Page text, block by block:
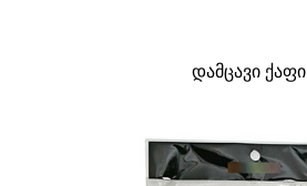
დამცავი ქაფი